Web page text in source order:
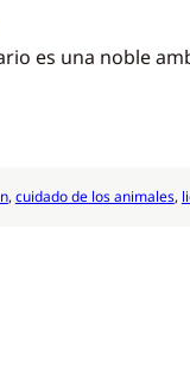
es una noble
, cuidado de los animales,